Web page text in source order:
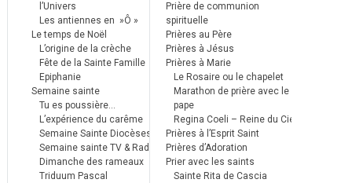
l’Univers
Les antiennes en »Ô »
Le temps de Noël
L’origine de la crèche
Fête de la Sainte Famille
Epiphanie
Semaine sainte
Tu es poussière…
L’expérience du carême
Semaine Sainte Diocèses
Semaine sainte TV & Radio
Dimanche des rameaux
Triduum Pascal
Prière de communion
spirituelle
Prières au Père
Prières à Jésus
Prières à Marie
Le Rosaire ou le chapelet
Marathon de prière avec le
pape
Regina Coeli – Reine du Ciel
Prières à l’Esprit Saint
Prières d’Adoration
Prier avec les saints
Sainte Rita de Cascia